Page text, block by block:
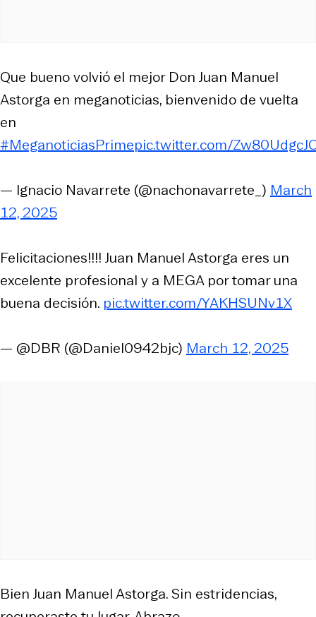
Que bueno volvió el mejor Don Juan Manuel
Astorga en meganoticias, bienvenido de vuelta
en
#MeganoticiasPrimepic.twitter.com/
— Ignacio Navarrete (@nachonavarrete_) March
12, 2025
Felicitaciones!!!! Juan Manuel Astorga eres un
excelente profesional y a MEGA por tomar una
buena decisión. pic.twitter.com/YAKHSUNv1X
— @DBR (@Daniel0942bjc) March 12, 2025
Bien Juan Manuel Astorga. Sin estridencias,